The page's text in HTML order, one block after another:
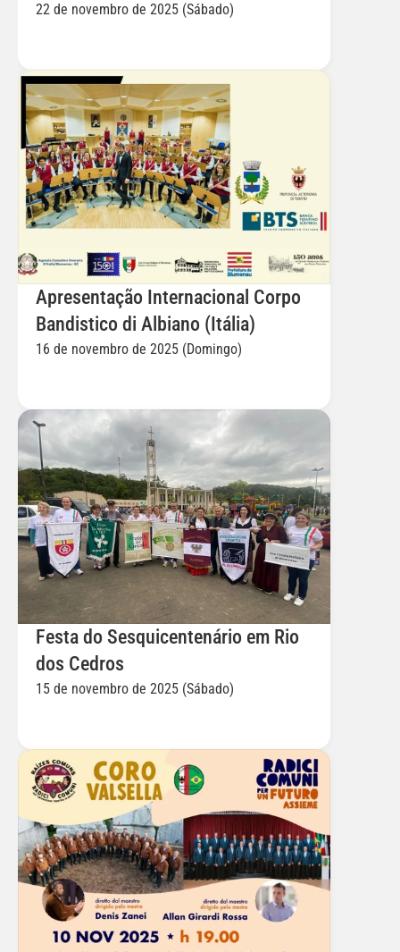
22 de novembro de 2025 (Sábado)
Apresentação Internacional Corpo
Bandistico di Albiano (Itália)
16 de novembro de 2025 (Domingo)
Festa do Sesquicentenário em Rio
dos Cedros
15 de novembro de 2025 (Sábado)